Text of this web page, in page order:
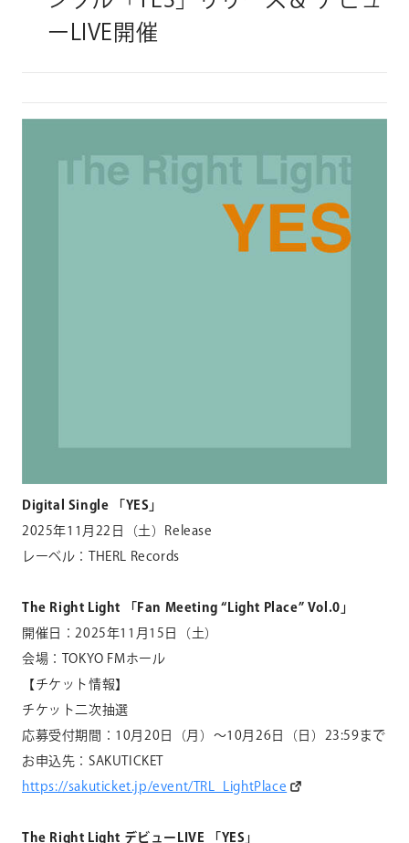
ーLIVE開催
Digital Single 「 YES 」
2025年11 月 22 日（土）
Release
レーベル：
THERL Records
The Right Light 「 Fan Meeting “Light Place” Vol.0 」
開催日： 2025年11 月 15 日（土）
会場：
TOKYO FMホール
【チケット情報】
チケット二次抽選
応募受付期間： 10月 20 日（月）〜10月 26 日（日） 23:59まで
お申込先： SAKUTICKET
https://sakuticket.jp/event/TRL_LightPlace
The Right Light デビュー LIVE 「 YES 」